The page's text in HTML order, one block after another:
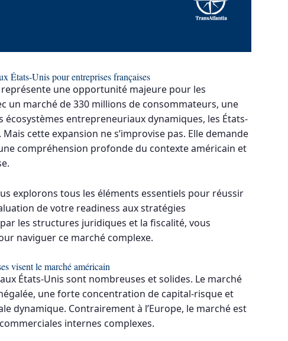
États-Unis pour entreprises françaises
représente une opportunité majeure pour les
un marché de 330 millions de consommateurs, une
écosystèmes entrepreneuriaux dynamiques, les États-
cette expansion ne s’improvise pas. Elle demande
compréhension profonde du contexte américain et
explorons tous les éléments essentiels pour réussir
de votre readiness aux stratégies
les structures juridiques et la fiscalité, vous
naviguer ce marché complexe.
visent le marché américain
États-Unis sont nombreuses et solides. Le marché
une forte concentration de capital-risque et
dynamique. Contrairement à l’Europe, le marché est
internes complexes.